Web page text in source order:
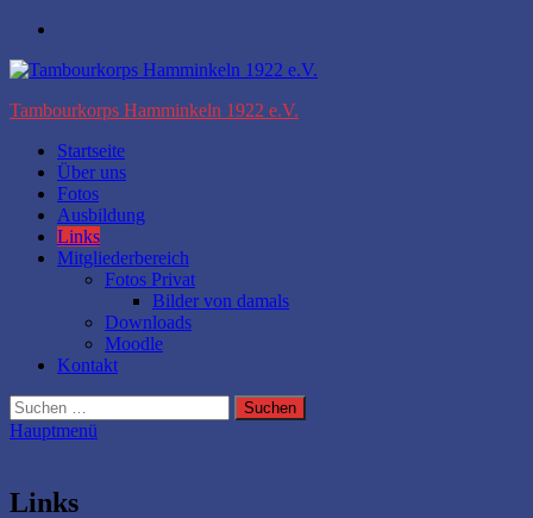
Zum
springen
Tambourkorps Hamminkeln 1922 e.V.
Startseite
Über uns
Fotos
Ausbildung
Links
Mitgliederbereich
Fotos Privat
Bilder von damals
Downloads
Moodle
Kontakt
Suchen
nach:
Hauptmenü
Links